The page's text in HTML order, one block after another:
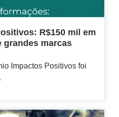
R$150 mil em
grandes marcas
Impactos Positivos foi